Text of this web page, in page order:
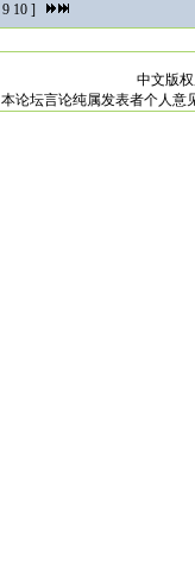
9 10]
中文版
本论坛言论纯属发表者个人意